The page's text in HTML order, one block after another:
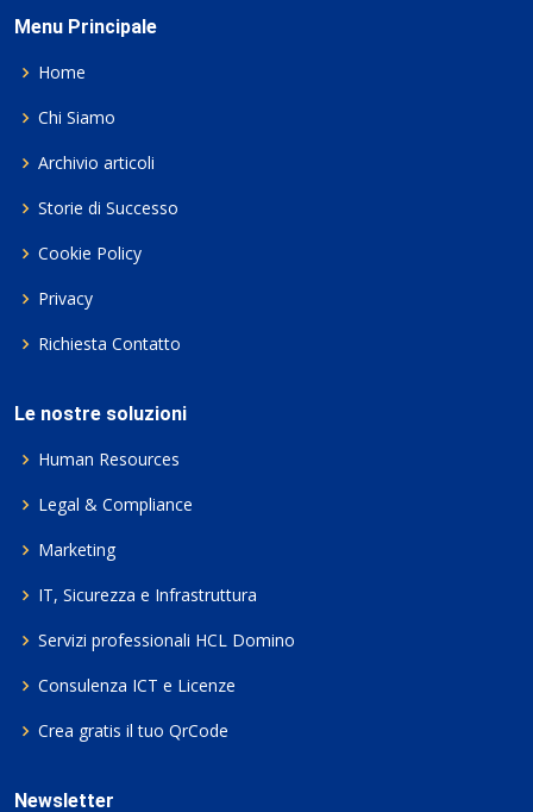
Menu Principale
Home
Chi Siamo
Archivio articoli
Storie di Successo
Cookie Policy
Privacy
Richiesta Contatto
Le nostre soluzioni
Human Resources
Legal & Compliance
Marketing
IT, Sicurezza e Infrastruttura
Servizi professionali HCL Domino
Consulenza ICT e Licenze
Crea gratis il tuo QrCode
Newsletter